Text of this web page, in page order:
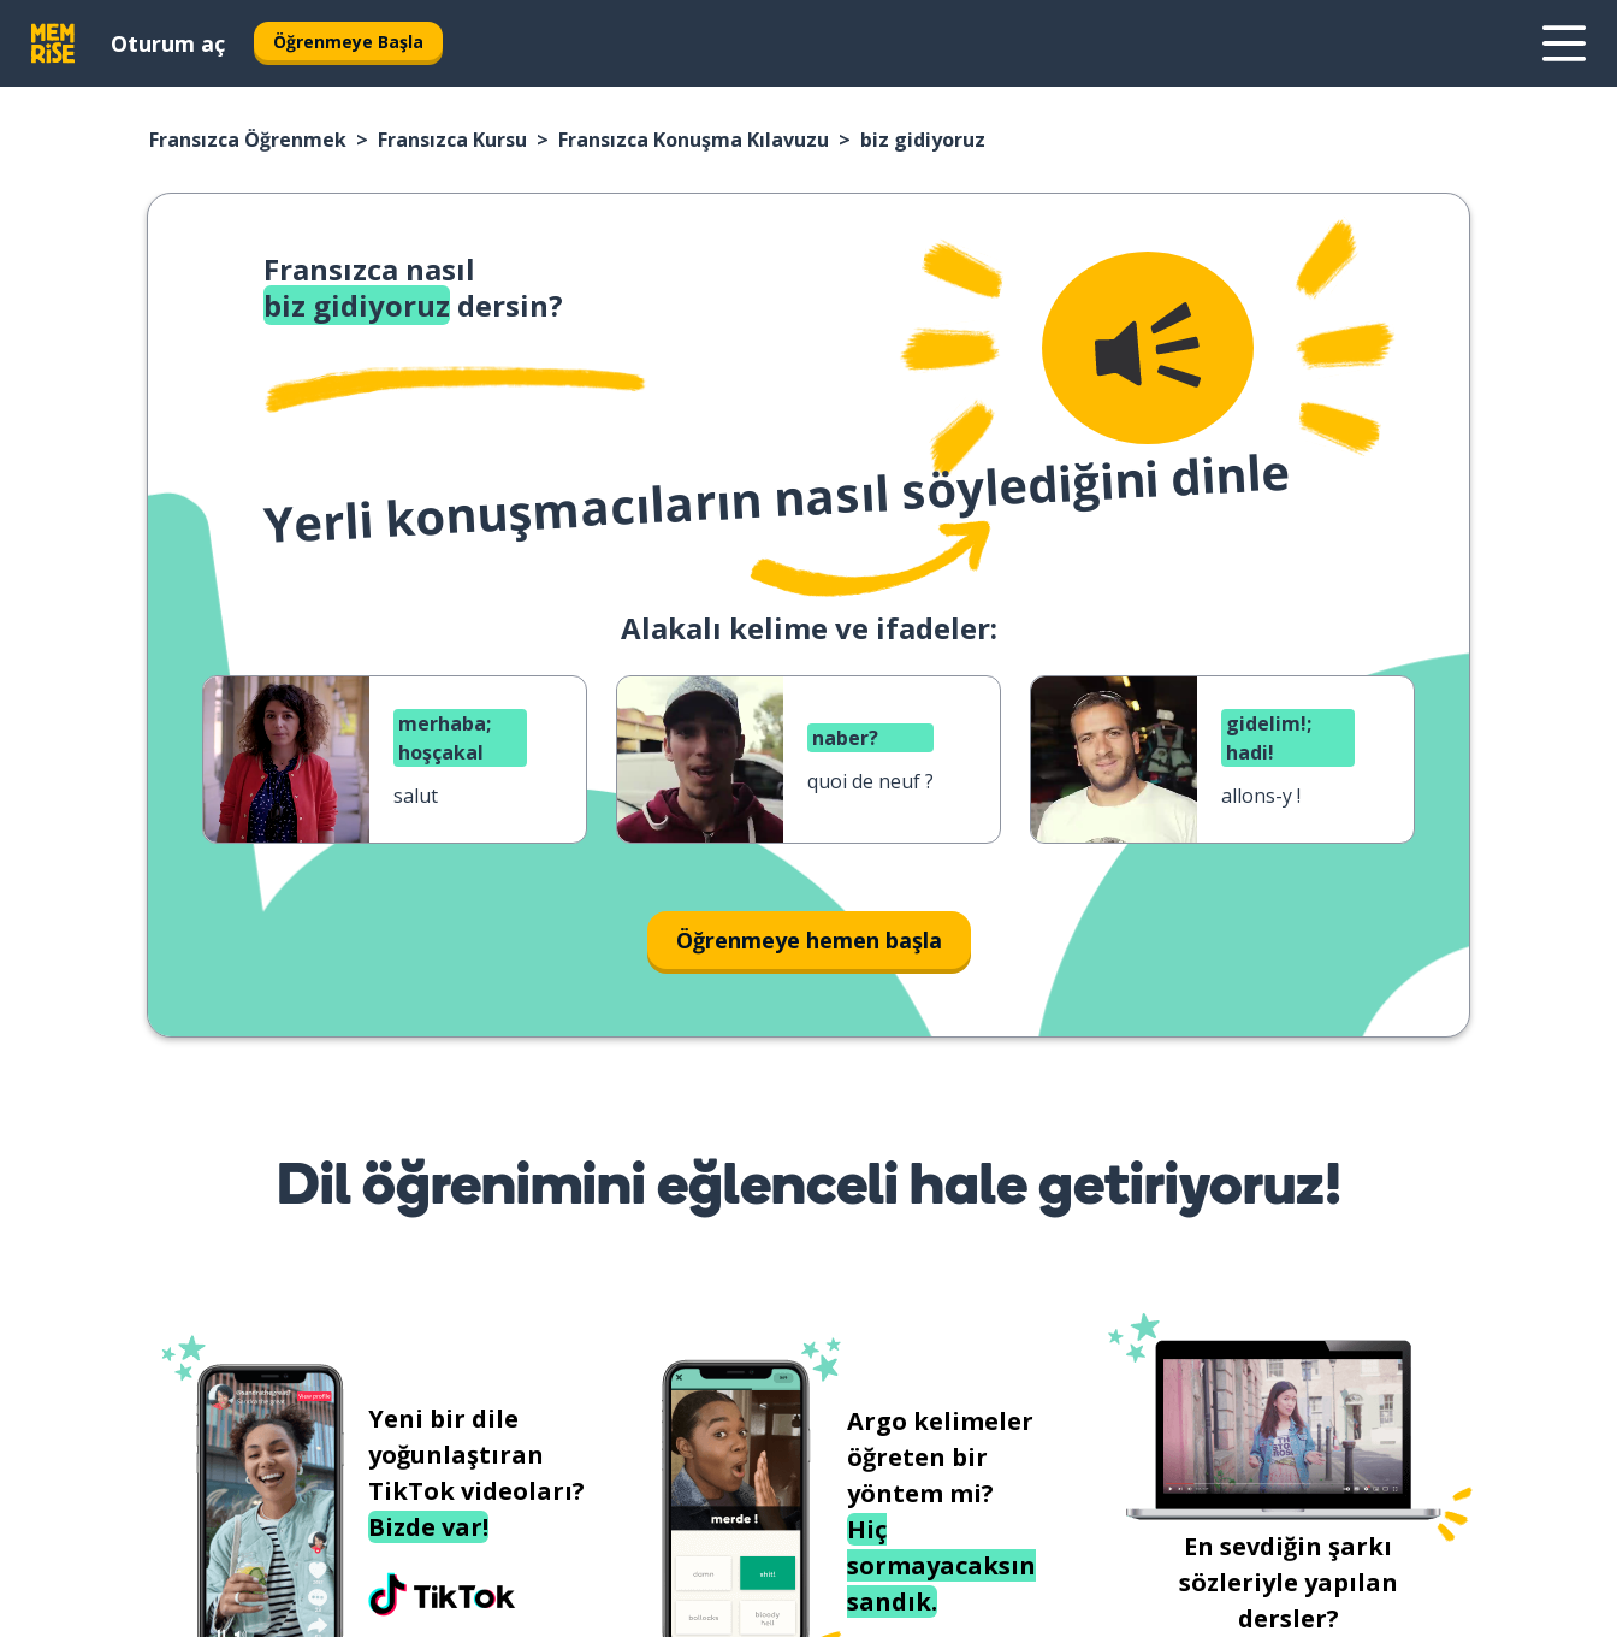
Oturum aç Öğrenmeye Başla
Fransızca Öğrenmek Fransızca Kursu Fransızca Konuşma Kılavuzu biz gidiyoruz
Fransızca nasıl
biz gidiyoruz dersin?
Yerli konuşmacıların nasıl söylediğini dinle
Alakalı kelime ve ifadeler:
merhaba;
hoşçakal
salut
naber?
quoi de neuf ?
gidelim!;
hadi!
allons-y !
Öğrenmeye hemen başla
Dil öğrenimini eğlenceli hale getiriyoruz!
Yeni bir dile
yoğunlaştıran
TikTok videoları?
Bizde var!
Argo kelimeler
öğreten bir
yöntem mi?
Hiç
sormayacaksın
sandık.
En sevdiğin şarkı
sözleriyle yapılan
dersler?